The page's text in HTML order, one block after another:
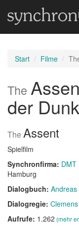
Start Filme
The
der
The Assent
Spielfilm
Synchronfirma: DMT
Hamburg
Dialogbuch: Andreas
Dialogregie:
Aufrufe: 1.262 (mehr